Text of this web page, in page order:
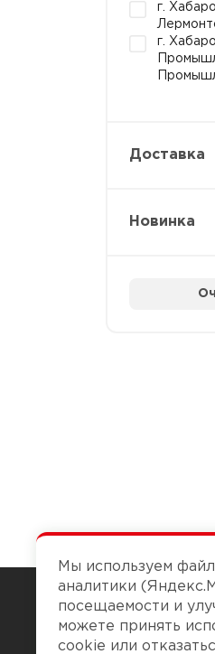
г.
г.
Доставка
Новинка
Чтобы
Мы используем
аналитики
посещаемости и
можете принять
cookie или